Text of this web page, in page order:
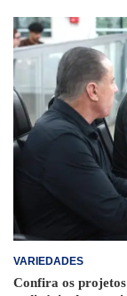
VARIEDADES
Confira os projetos